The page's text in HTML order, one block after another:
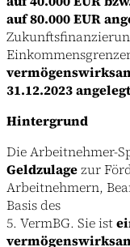
auf 80.000 EUR
31.12.2023
Hintergrund
Die Arbeitnehmer-
Geldzulagezur
Arbeitnehmern,
Basis des
5. VermBG. Sie ist